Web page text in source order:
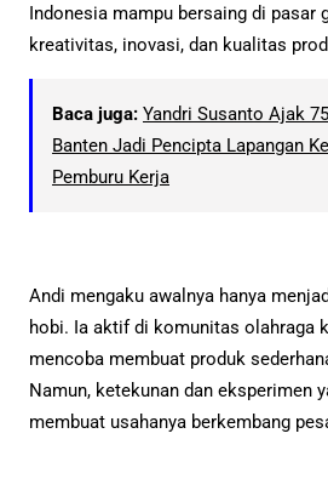
Indonesia mampu bersaing di pasar
kreativitas, inovasi, dan kualitas
Baca juga: Yandri Susanto Ajak
Banten Jadi Pencipta Lapangan
Pemburu Kerja
Andi mengaku awalnya hanya
hobi. Ia aktif di komunitas olahraga
mencoba membuat produk
Namun, ketekunan dan eksperimen
membuat usahanya berkembang